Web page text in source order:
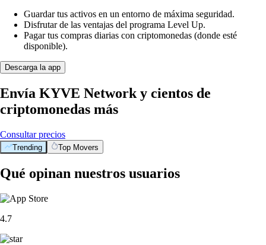
Guardar tus activos en un entorno de máxima seguridad.
Disfrutar de las ventajas del programa Level Up.
Pagar tus compras diarias con criptomonedas (donde esté
disponible).
Descarga la app
Envía KYVE Network y cientos de
criptomonedas más
Consultar precios
Trending Top Movers
Qué opinan nuestros usuarios
4.7